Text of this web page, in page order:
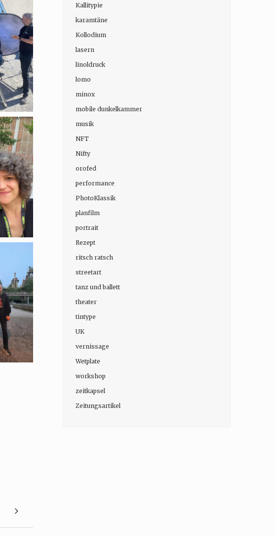
Kallitypie
karamtäne
Kollodium
lasern
linoldruck
lomo
minox
mobile dunkelkammer
musik
NFT
Nifty
orofed
performance
PhotoKlassik
planfilm
portrait
Rezept
ritsch ratsch
streetart
tanz und ballett
theater
tintype
UK
vernissage
Wetplate
workshop
zeitkapsel
Zeitungsartikel